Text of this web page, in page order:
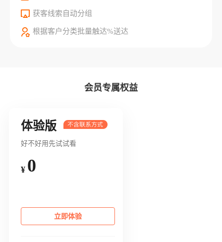
获客线索自动分组
根据客户分类批量触达%送达
会员专属权益
体验版
好不好用先试试看
¥ 0
立即体验